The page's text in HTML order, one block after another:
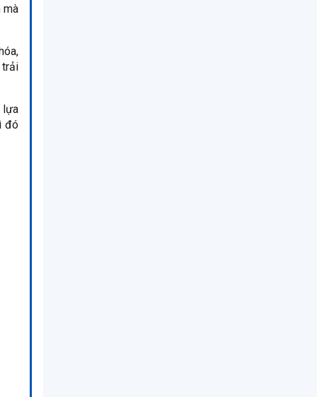
mà
trải
lựa
đó